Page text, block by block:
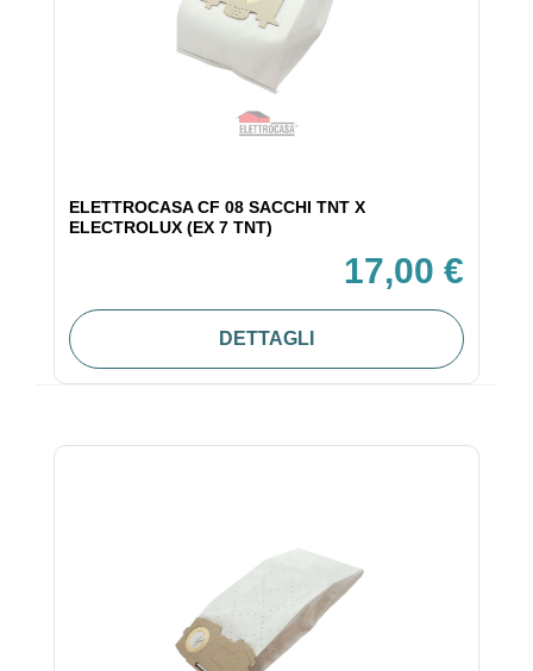
ELETTROCASA CF 08 SACCHI TNT X
ELECTROLUX (EX 7 TNT)
17,00 €
DETTAGLI